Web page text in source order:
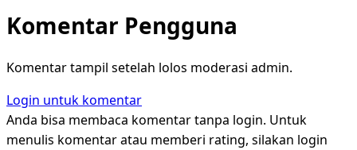
Komentar Pengguna
Komentar tampil setelah lolos moderasi admin.
Login untuk komentar
Anda bisa membaca komentar tanpa login. Untuk
menulis komentar atau memberi rating, silakan login